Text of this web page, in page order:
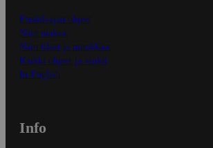
Ensitilaajan ohjeet
Näin maksat
Näin tilaat ja muokkaat
Kaikki ohjeet ja vinkit
In English
Info